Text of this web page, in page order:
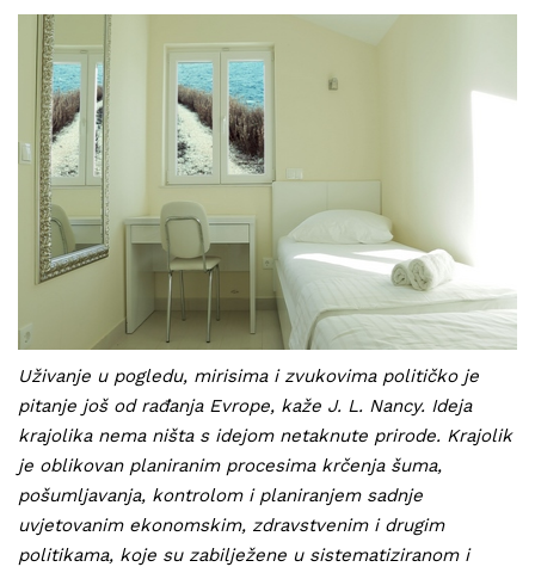
Uživanje u pogledu, mirisima i zvukovima političko je
pitanje još od rađanja Evrope, kaže J. L. Nancy. Ideja
krajolika nema ništa s idejom netaknute prirode. Krajolik
je oblikovan planiranim procesima krčenja šuma,
pošumljavanja, kontrolom i planiranjem sadnje
uvjetovanim ekonomskim, zdravstvenim i drugim
politikama, koje su zabilježene u sistematiziranom i